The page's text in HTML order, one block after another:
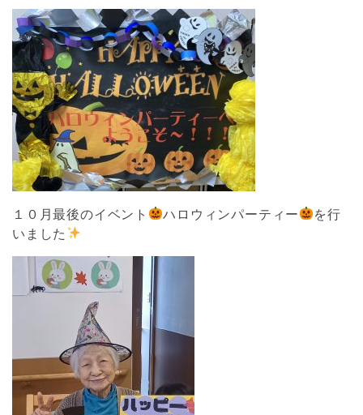
１０月最後のイベント ハロウィンパーティー
を行
いました